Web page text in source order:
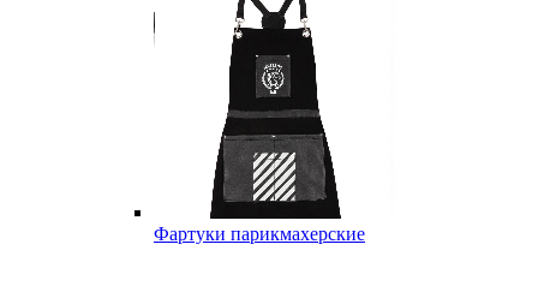
Фартуки парикмахерские